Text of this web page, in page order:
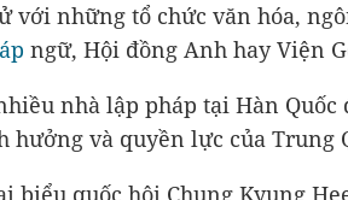
với những tổ chức văn hóa,
ngữ, Hội đồng Anh hay Viện
nhà lập pháp tại Hàn Quốc
hưởng và quyền lực của Trung
biểu quốc hội Chung Kyung